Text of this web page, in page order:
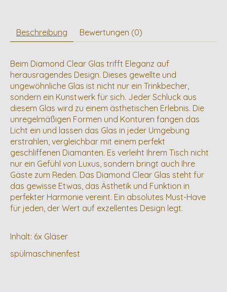
Beschreibung Bewertungen (0)
Beim Diamond Clear Glas trifft Eleganz auf
herausragendes Design. Dieses gewellte und
ungewöhnliche Glas ist nicht nur ein Trinkbecher,
sondern ein Kunstwerk für sich. Jeder Schluck aus
diesem Glas wird zu einem ästhetischen Erlebnis. Die
unregelmäßigen Formen und Konturen fangen das
Licht ein und lassen das Glas in jeder Umgebung
erstrahlen, vergleichbar mit einem perfekt
geschliffenen Diamanten. Es verleiht Ihrem Tisch nicht
nur ein Gefühl von Luxus, sondern bringt auch Ihre
Gäste zum Reden. Das Diamond Clear Glas steht für
das gewisse Etwas, das Ästhetik und Funktion in
perfekter Harmonie vereint. Ein absolutes Must-Have
für jeden, der Wert auf exzellentes Design legt.
Inhalt: 6x Gläser
spülmaschinenfest